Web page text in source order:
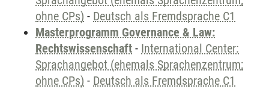
ohne CPs) - Deutsch als Fremdsprache C1
Masterprogramm Governance & Law:
Rechtswissenschaft - International Center:
Sprachangebot (ehemals Sprachenzentrum;
ohne CPs) - Deutsch als Fremdsprache C1